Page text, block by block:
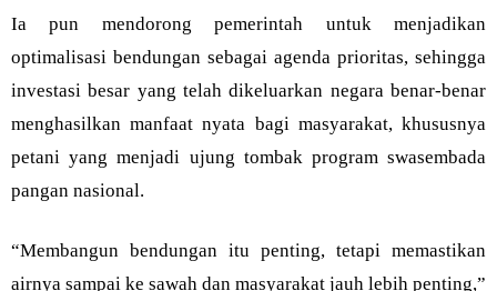
Ia pun mendorong pemerintah untuk menjadikan
optimalisasi bendungan sebagai agenda prioritas, sehingga
investasi besar yang telah dikeluarkan negara benar-benar
menghasilkan manfaat nyata bagi masyarakat, khususnya
petani yang menjadi ujung tombak program swasembada
pangan nasional.
“Membangun bendungan itu penting, tetapi memastikan
airnya sampai ke sawah dan masyarakat jauh lebih penting,”